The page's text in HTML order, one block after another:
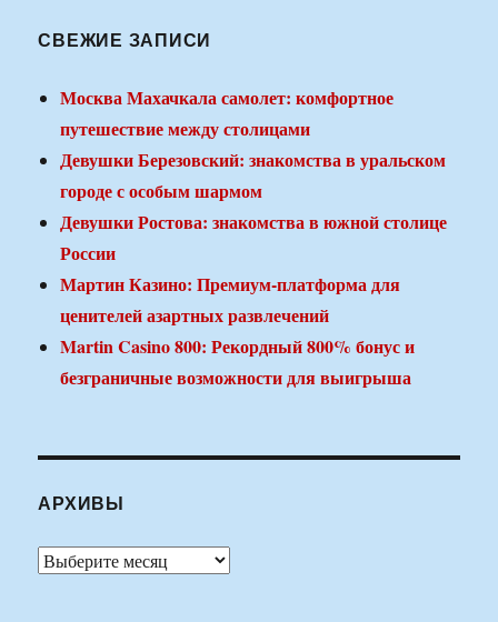
СВЕЖИЕ ЗАПИСИ
Москва Махачкала самолет: комфортное
путешествие между столицами
Девушки Березовский: знакомства в уральском
городе с особым шармом
Девушки Ростова: знакомства в южной столице
России
Мартин Казино: Премиум-платформа для
ценителей азартных развлечений
Martin Casino 800: Рекордный 800% бонус и
безграничные возможности для выигрыша
АРХИВЫ
Архивы